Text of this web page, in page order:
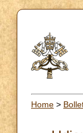
Home >